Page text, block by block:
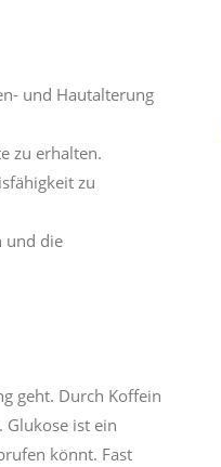
und Hautalterung
zu erhalten.
zu
und die
geht. Durch Koffein
ist ein
könnt. Fast